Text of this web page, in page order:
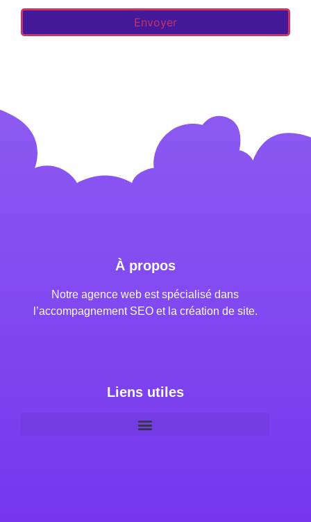
Envoyer
À propos
Notre agence web est spécialisé dans
l’accompagnement SEO et la création de site.
Liens utiles